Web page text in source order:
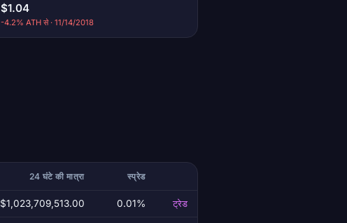
$1.04
-4.2% ATH से · 11/14/2018
24 घंटे की मात्रा स्प्रेड
$1,023,709,513.00 0.01% ट्रेड